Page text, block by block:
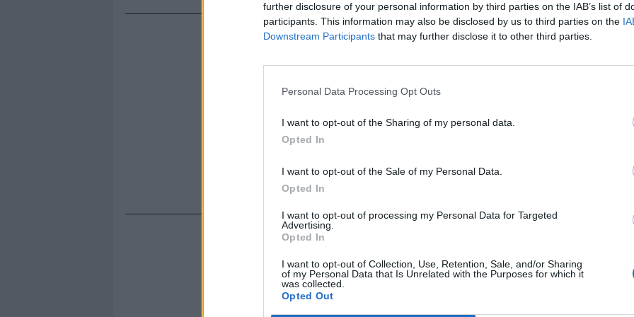
further disclosure of your personal information by third parties on the IAB’s list of
participants. This information may also be disclosed by us to third parties on the
Downstream Participants that may further disclose it to other third parties.
Personal Data Processing Opt Outs
I want to opt-out of the Sharing of my personal data.
Opted In
I want to opt-out of the Sale of my Personal Data.
Opted In
I want to opt-out of processing my Personal Data for Targeted
Advertising.
Opted In
I want to opt-out of Collection, Use, Retention, Sale, and/or Sharing
of my Personal Data that Is Unrelated with the Purposes for which it
was collected.
Opted Out
Trump, Meloni e la strategia